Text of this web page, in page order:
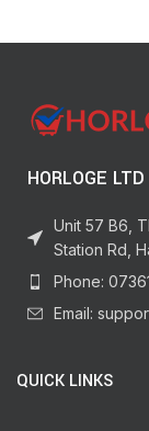
HORLOGE LTD
Unit 57 B6,
Station Rd,
Phone:
Email:
QUICK LINKS